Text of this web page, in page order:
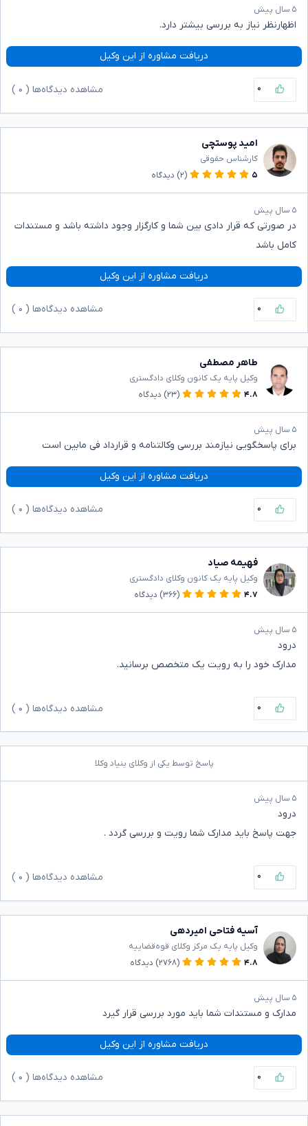
۵ سال پیش
اظهارنظر نیاز به بررسی بیشتر دارد.
دریافت مشاوره از این وکیل
۰ مشاهده دیدگاه‌ها ( ۰
امید پوستچی
کارشناس حقوقی
۵
(۲) دیدگاه
۵ سال پیش
در صورتی که قرار دادی بین شما و کارگزار وجود داشته باشد و مستندات
کامل باشد
دریافت مشاوره از این وکیل
۰ مشاهده دیدگاه‌ها ( ۰
طاهر مصطفی
وکیل پایه یک کانون وکلای دادگستری
۴.۸
(۲۳) دیدگاه
۵ سال پیش
برای پاسخگویی نیازمند بررسی وکالتنامه و قرارداد فی مابین است
دریافت مشاوره از این وکیل
۰ مشاهده دیدگاه‌ها ( ۰
فهیمه صیاد
وکیل پایه یک کانون وکلای دادگستری
۴.۷
(۳۶۶) دیدگاه
۵ سال پیش
درود
مدارک خود را به رویت یک متخصص برسانید.
۰ مشاهده دیدگاه‌ها ( ۰
پاسخ توسط یکی از وکلای بنیاد وکلا
۵ سال پیش
درود
جهت پاسخ باید مدارک شما رویت و بررسی گردد .
۰ مشاهده دیدگاه‌ها ( ۰
آسیه فتاحی امیردهی
وکیل پایه یک مرکز وکلای قوه‌قضاییه
۴.۸
(۲۷۶۸) دیدگاه
۵ سال پیش
مدارک و مستندات شما باید مورد بررسی قرار گیرد
دریافت مشاوره از این وکیل
۰ مشاهده دیدگاه‌ها ( ۰